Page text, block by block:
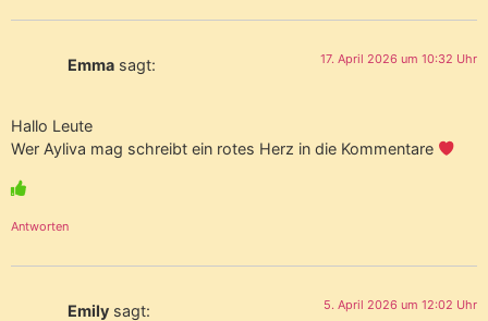
Emma sagt: 17. April 2026 um 10:32 Uhr
Hallo Leute
Wer Ayliva mag schreibt ein rotes Herz in die Kommentare
Antworten
Emily sagt: 5. April 2026 um 12:02 Uhr